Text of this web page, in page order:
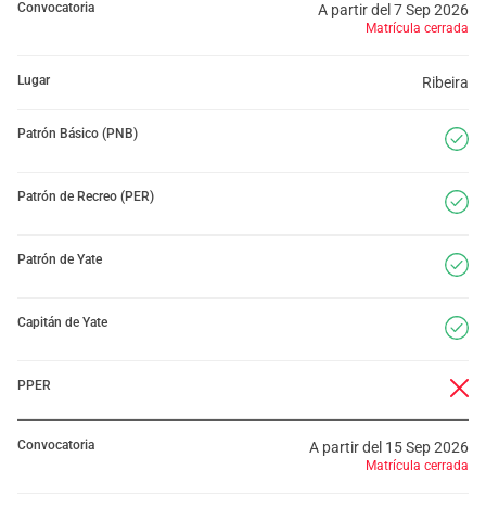
Convocatoria A partir del 7 Sep 2026
Matrícula cerrada
Lugar Ribeira
Patrón Básico (PNB)
Patrón de Recreo (PER)
Patrón de Yate
Capitán de Yate
PPER
Convocatoria A partir del 15 Sep 2026
Matrícula cerrada